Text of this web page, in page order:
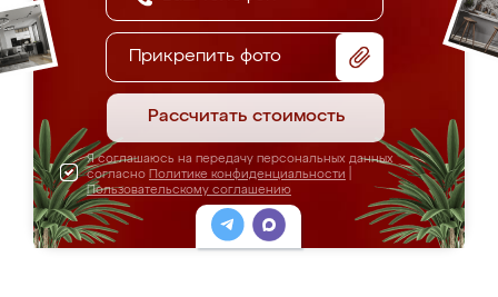
Прикрепить фото
Рассчитать стоимость
Я соглашаюсь на передачу персональных данных
согласно Политике конфиденциальности
Пользовательскому соглашению